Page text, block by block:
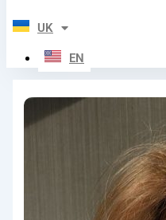
UK
EN